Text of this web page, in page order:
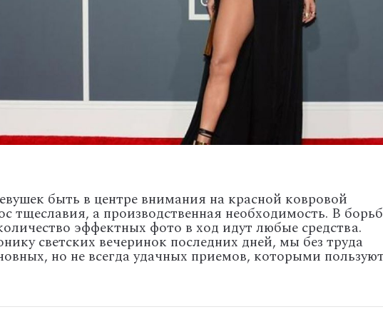
быть в центре внимания на красной ковровой
тщеславия, а производственная необходимость. В
эффектных фото в ход идут любые средства.
светских вечеринок последних дней, мы без труда
но не всегда удачных приемов, которыми